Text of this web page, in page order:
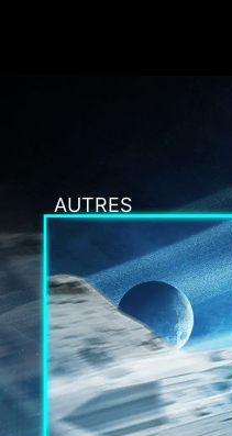
AUTRES